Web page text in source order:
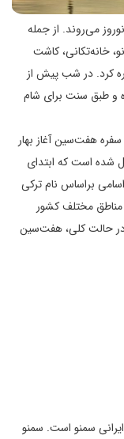
می‌روند. از جمله
خانه‌تکانی، کاشت
کرد. در شب پیش از
و طبق سنت برای شام
سفره هفت‌سین آغاز بهار
شده است که ابتدای
براساس نام ترکی
مناطق مختلف کشور
در حالت کلی، هفت‌سین
سمنو است. سمنو